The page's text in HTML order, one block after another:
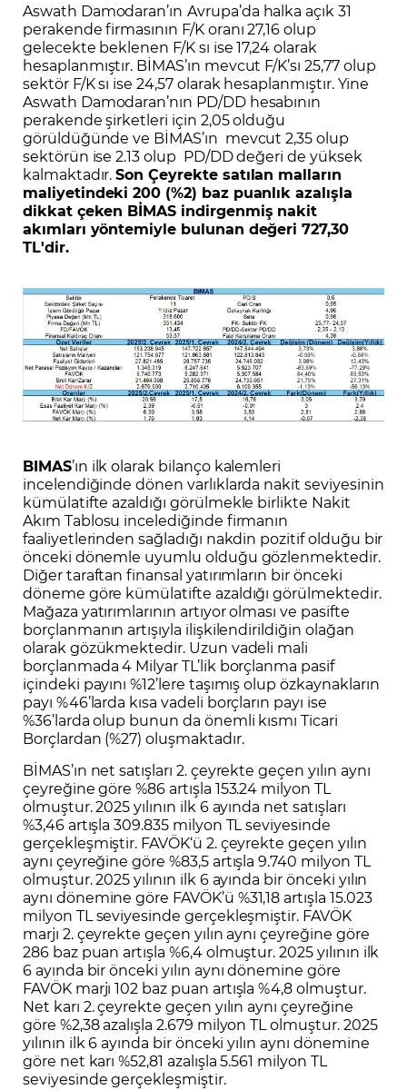
Aswath Damodaran’ın Avrupa’da halka açık 31
perakende firmasının F/K oranı 27,16 olup
gelecekte beklenen F/K sı ise 17,24 olarak
hesaplanmıştır. BİMAS’ın mevcut F/K’sı 25,77 olup
sektör F/K sı ise 24,57 olarak hesaplanmıştır. Yine
Aswath Damodaran’nın PD/DD hesabının
perakende şirketleri için 2,05 olduğu
görüldüğünde ve BİMAS’ın mevcut 2,35 olup
sektörün ise 2.13 olup PD/DD değeri de yüksek
kalmaktadır.Son Çeyrekte satılan malların
maliyetindeki 200 (%2) baz puanlık azalışla
dikkat çeken BİMAS indirgenmiş nakit
akımları yöntemiyle bulunan değeri 727,30
TL'dir.
BIMAS’ın ilk olarak bilanço kalemleri
incelendiğinde dönen varlıklarda nakit seviyesinin
kümülatifte azaldığı görülmekle birlikte Nakit
Akım Tablosu incelediğinde firmanın
faaliyetlerinden sağladığı nakdin pozitif olduğu bir
önceki dönemle uyumlu olduğu gözlenmektedir.
Diğer taraftan finansal yatırımların bir önceki
döneme göre kümülatifte azaldığı görülmektedir.
Mağaza yatırımlarının artıyor olması ve pasifte
borçlanmanın artışıyla ilişkilendirildiğin olağan
olarak gözükmektedir. Uzun vadeli mali
borçlanmada 4 Milyar TL’lik borçlanma pasif
içindeki payını %12’lere taşımış olup özkaynakların
payı %46’larda kısa vadeli borçların payı ise
%36’larda olup bunun da önemli kısmı Ticari
Borçlardan (%27) oluşmaktadır.
BİMAS’ın net satışları 2. çeyrekte geçen yılın aynı
çeyreğine göre %86 artışla 153.24 milyon TL
olmuştur. 2025 yılının ilk 6 ayında net satışları
%3,46 artışla 309.835 milyon TL seviyesinde
gerçekleşmiştir. FAVÖK‘ü 2. çeyrekte geçen yılın
aynı çeyreğine göre %83,5 artışla 9.740 milyon TL
olmuştur. 2025 yılının ilk 6 ayında bir önceki yılın
aynı dönemine göre FAVÖK’ü %31,18 artışla 15.023
milyon TL seviyesinde gerçekleşmiştir. FAVÖK
marjı 2. çeyrekte geçen yılın aynı çeyreğine göre
286 baz puan artışla %6,4 olmuştur. 2025 yılının ilk
6 ayında bir önceki yılın aynı dönemine göre
FAVÖK marjı 102 baz puan artışla %4,8 olmuştur.
Net karı 2. çeyrekte geçen yılın aynı çeyreğine
göre %2,38 azalışla 2.679 milyon TL olmuştur. 2025
yılının ilk 6 ayında bir önceki yılın aynı dönemine
göre net karı %52,81 azalışla 5.561 milyon TL
seviyesinde gerçekleşmiştir.